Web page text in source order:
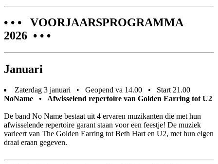
• • • VOORJAARSPROGRAMMA
2026 • • •
Januari
Zaterdag 3 januari • Geopend va 14.00 • Start 21.00
NoName • Afwisselend repertoire van Golden Earring tot U2
De band No Name bestaat uit 4 ervaren muzikanten die met hun
afwisselende repertoire garant staan voor een feestje! De muziek
varieert van The Golden Earring tot Beth Hart en U2, met hun eigen
draai eraan gegeven.